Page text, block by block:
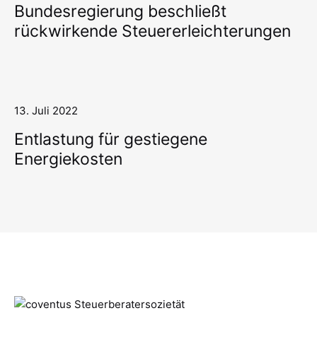
Bundesregierung beschließt
rückwirkende Steuererleichterungen
13. Juli 2022
Entlastung für gestiegene
Energiekosten